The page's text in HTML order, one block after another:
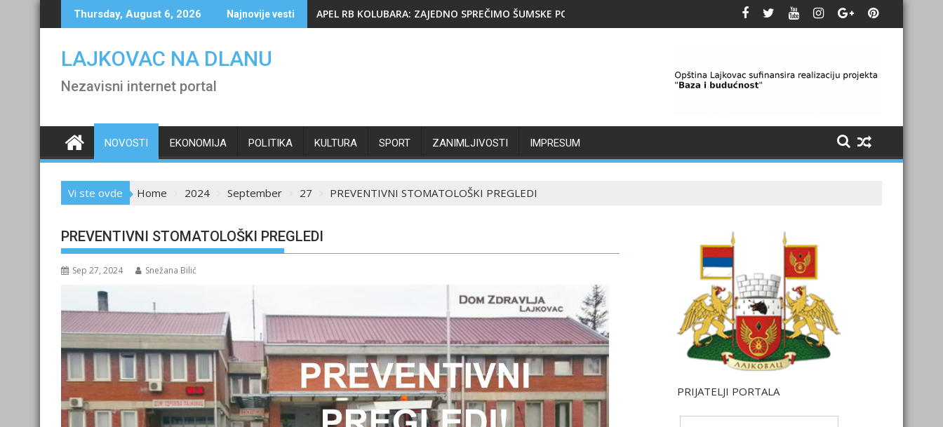
to
Thursday, August 6, 2026 Najnovije vesti APEL RB KOLUBARA: ZAJEDNO SPREČIMO ŠUMSKE POŽARE
LAJKOVAC NA DLANU
Nezavisni internet portal
NOVOSTI EKONOMIJA POLITIKA KULTURA SPORT ZANIMLJIVOSTI IMPRESUM
Vi ste ovde Home 2024 September 27 PREVENTIVNI STOMATOLOŠKI PREGLEDI
PREVENTIVNI STOMATOLOŠKI PREGLEDI
Sep 27, 2024 Snežana Bilić
PRIJATELJI PORTALA